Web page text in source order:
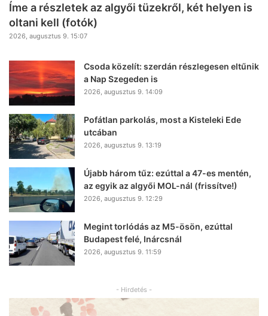
Íme a részletek az algyői tüzekről, két helyen is
oltani kell (fotók)
2026, augusztus 9. 15:07
Csoda közelít: szerdán részlegesen eltűnik
a Nap Szegeden is
2026, augusztus 9. 14:09
Pofátlan parkolás, most a Kisteleki Ede
utcában
2026, augusztus 9. 13:19
Újabb három tűz: ezúttal a 47-es mentén,
az egyik az algyői MOL-nál (frissítve!)
2026, augusztus 9. 12:29
Megint torlódás az M5-ösön, ezúttal
Budapest felé, Inárcsnál
2026, augusztus 9. 11:59
- Hirdetés -